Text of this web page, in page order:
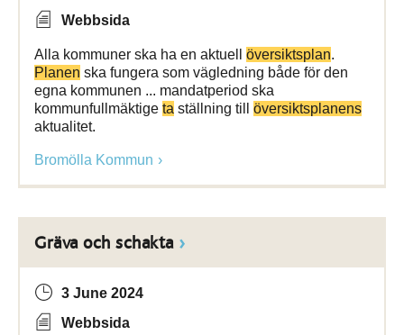
Webbsida
Alla kommuner ska ha en aktuell översiktsplan.
Planen ska fungera som vägledning både för den
egna kommunen ... mandatperiod ska
kommunfullmäktige ta ställning till översiktsplanens
aktualitet.
Bromölla Kommun
Gräva och schakta
3 June 2024
Webbsida